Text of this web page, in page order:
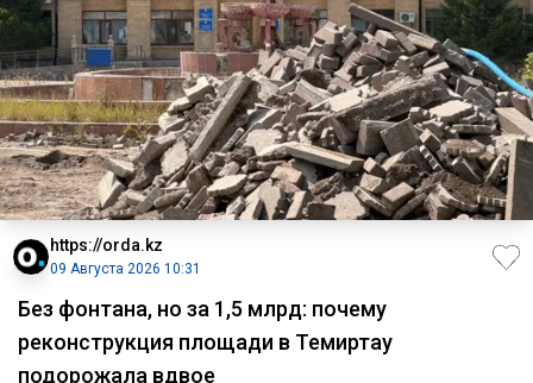
https://orda.kz
09 Августа 2026 10:31
Без фонтана, но за 1,5 млрд: почему
реконструкция площади в Темиртау
подорожала вдвое